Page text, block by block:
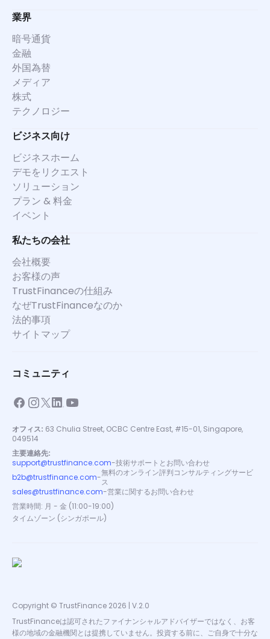
業界
暗号通貨
金融
外国為替
メディア
株式
テクノロジー
ビジネス向け
ビジネスホーム
デモをリクエスト
ソリューション
プラン & 料金
イベント
私たちの会社
会社概要
お客様の声
TrustFinanceの仕組み
なぜTrustFinanceなのか
法的事項
サイトマップ
コミュニティ
オフィス: 63 Chulia Street, OCBC Centre East, #15-01, Singapore,
049514
主要連絡先:
support@trustfinance.com-技術サポートとお問い合わせ
b2b@trustfinance.com-無料のオンライン評判コンサルティングサービ
ス
sales@trustfinance.com-営業に関するお問い合わせ
営業時間: 月 - 金 (11:00-19:00)
タイムゾーン (シンガポール)
Copyright © TrustFinance 2026 | V.2.0
TrustFinanceは認可されたファイナンシャルアドバイザーではなく、お客
様の地域の金融機関とは提携していません。投資する前に、ご自身で十分な